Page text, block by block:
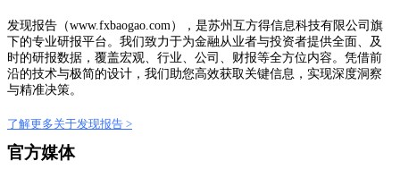
发现报告（www.fxbaogao.com），是苏州互方得信息科技有限公司旗
下的专业研报平台。我们致力于为金融从业者与投资者提供全面、及
时的研报数据，覆盖宏观、行业、公司、财报等全方位内容。凭借前
沿的技术与极简的设计，我们助您高效获取关键信息，实现深度洞察
与精准决策。
了解更多关于发现报告 >
官方媒体